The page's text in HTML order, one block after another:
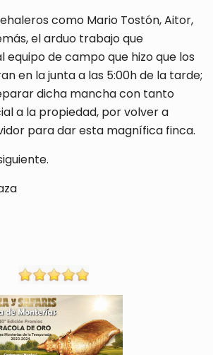
como Mario Tostón, Aitor,
el arduo trabajo que
equipo de campo que hizo que los
en la junta a las 5:00h de la tarde;
dicha mancha con tanto
a la propiedad, por volver a
para dar esta magnífica finca.